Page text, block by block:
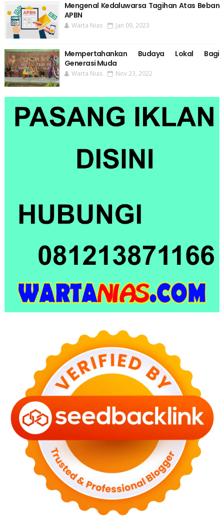
Mengenal Kedaluwarsa Tagihan Atas Beban
APBN
Warta Nias Jan 09, 2023
Mempertahankan Budaya Lokal Bagi
Generasi Muda
Warta Nias Nov 23, 2022